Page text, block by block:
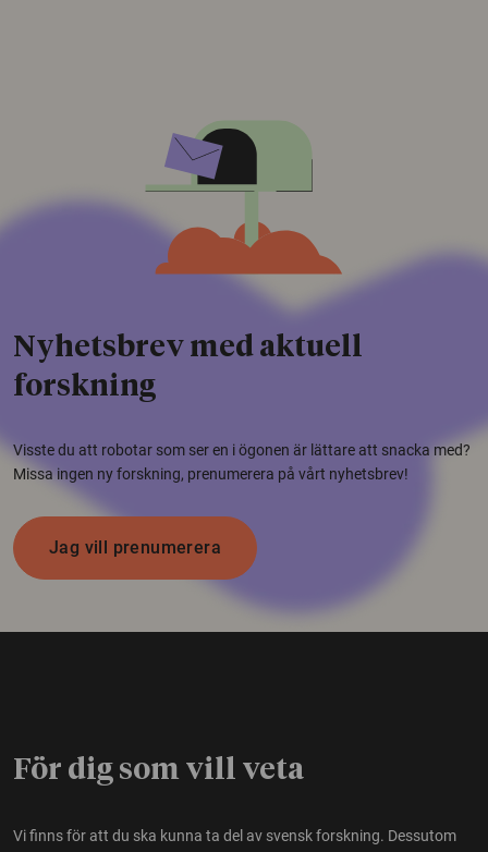
Nyhetsbrev med aktuell
forskning
Visste du att robotar som ser en i ögonen är lättare att snacka med?
Missa ingen ny forskning, prenumerera på vårt nyhetsbrev!
Jag vill prenumerera
För dig som vill veta
Vi finns för att du ska kunna ta del av svensk forskning. Dessutom